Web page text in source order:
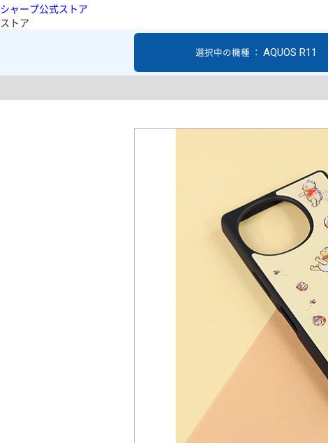
シャープ公式ストア
ストア
選択中の機種 ： AQUOS R11